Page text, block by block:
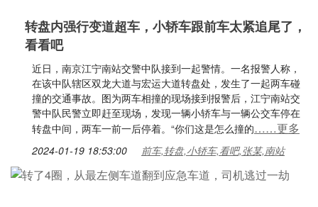
转盘内强行变道超车，小轿车跟前车太紧追尾了，
看看吧
近日，南京江宁南站交警中队接到一起警情。一名报警人称，
在该中队辖区双龙大道与宏运大道转盘处，发生了一起两车碰
撞的交通事故。图为两车相撞的现场接到报警后，江宁南站交
警中队民警立即赶至现场，发现一辆小轿车与一辆公交车停在
转盘中间，两车一前一后停着。“你们这是怎么撞的……更多
2024-01-19 18:53:00 前车,转盘,小轿车,看吧,张某,南站